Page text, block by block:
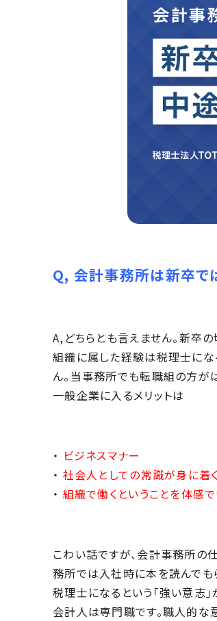
Q, 会計事務所は新卒で
A,どちらとも言えません。新卒
組織に属した経験は税理士に
ん。当事務所でも転職組の方が
一般企業に入るメリットは
・ ビジネスマナー
・ 社会人としての常識が身に着く
・ 組織で働くということを体感
こわい話ですが、会計事務所の
務所では入社時に本を読んでも
税理士になるという「強い意志
会計人は専門職です。職人的な